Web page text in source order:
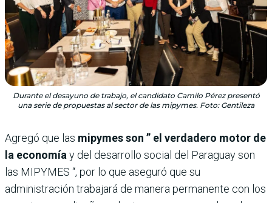
Durante el desayuno de trabajo, el candidato Camilo Pérez presentó
una serie de propuestas al sector de las mipymes. Foto: Gentileza
Agregó que las mipymes son ” el verdadero motor de
la economía y del desarrollo social del Paraguay son
las MIPYMES “, por lo que aseguró que su
administración trabajará de manera permanente con los